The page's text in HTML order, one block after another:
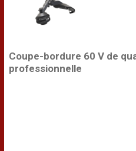
Coupe-bordure 60 V de
professionnelle